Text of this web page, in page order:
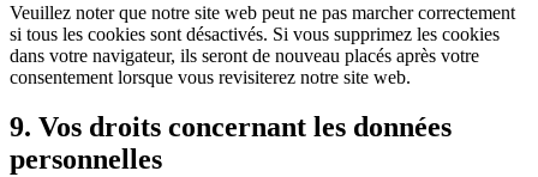
Veuillez noter que notre site web peut ne pas marcher correctement
si tous les cookies sont désactivés. Si vous supprimez les cookies
dans votre navigateur, ils seront de nouveau placés après votre
consentement lorsque vous revisiterez notre site web.
9. Vos droits concernant les données
personnelles